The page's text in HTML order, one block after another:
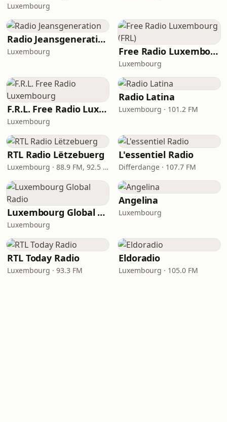
Luxembourg
Radio Jeansgeneration
Luxembourg Free Radio Luxembourg (FRL)
Luxembourg
F.R.L. Free Radio Luxembourg
Luxembourg
Radio Latina
Luxembourg · 101.2 FM
RTL Radio Lëtzebuerg
Luxembourg · 88.9 FM, 92.5 FM
L'essentiel Radio
Differdange · 107.7 FM
Luxembourg Global Radio
Luxembourg
Angelina
Luxembourg
RTL Today Radio
Luxembourg · 93.3 FM
Eldoradio
Luxembourg · 105.0 FM